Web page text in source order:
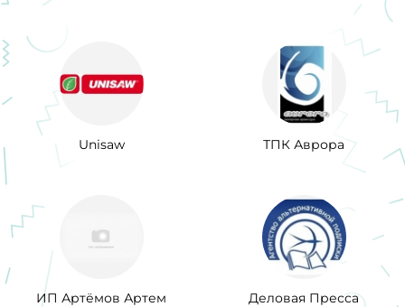
Unisaw ТПК Аврора
ИП Артёмов Артем
Деловая Пресса